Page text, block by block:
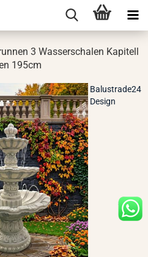
3 Was­ser­scha­len Ka­pi­tell
195cm
Balustrade24
Design